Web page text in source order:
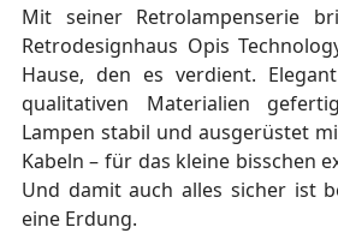
Mit seiner Retrolampenserie
Retrodesignhaus Opis
Hause, den es verdient.
qualitativen Materialien
Lampen stabil und ausgerüstet
Kabeln – für das kleine bisschen
Und damit auch alles sicher ist
eine Erdung.